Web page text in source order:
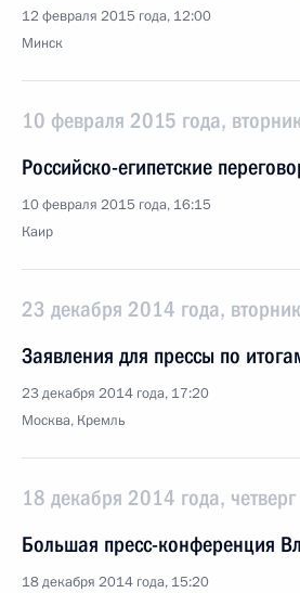
12 февраля 2015 года, 12:00
Минск
10 февраля 2015 года,
Российско-египетские
10 февраля 2015 года, 16:15
Каир
23 декабря 2014 года, вторник
Заявления для прессы по
23 декабря 2014 года, 17:20
Москва, Кремль
18 декабря 2014 года, четверг
Большая пресс-конференция
18 декабря 2014 года, 15:20